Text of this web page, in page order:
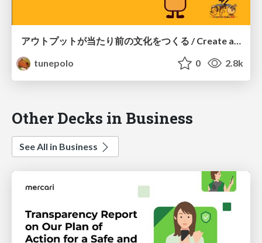
アウトプットが当たり前の文化をつくる / Create a culture where output is the norm.
tunepolo
0 2.8k
Other Decks in Business
See All in Business